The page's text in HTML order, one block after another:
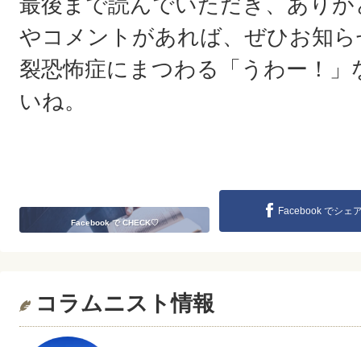
やコメントがあれば、ぜひお知
裂恐怖症にまつわる「うわー！
いね。
Facebook で CHECK♡
Facebook でシェ
コラムニスト情報